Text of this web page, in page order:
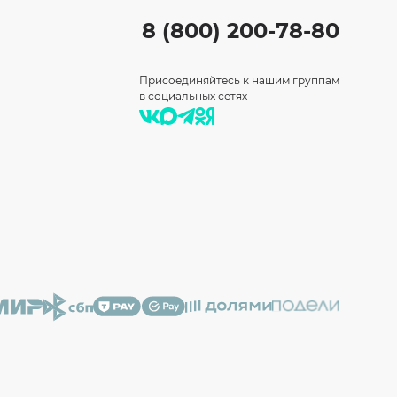
8 (800) 200-78-80
Присоединяйтесь к нашим группам
в социальных сетях